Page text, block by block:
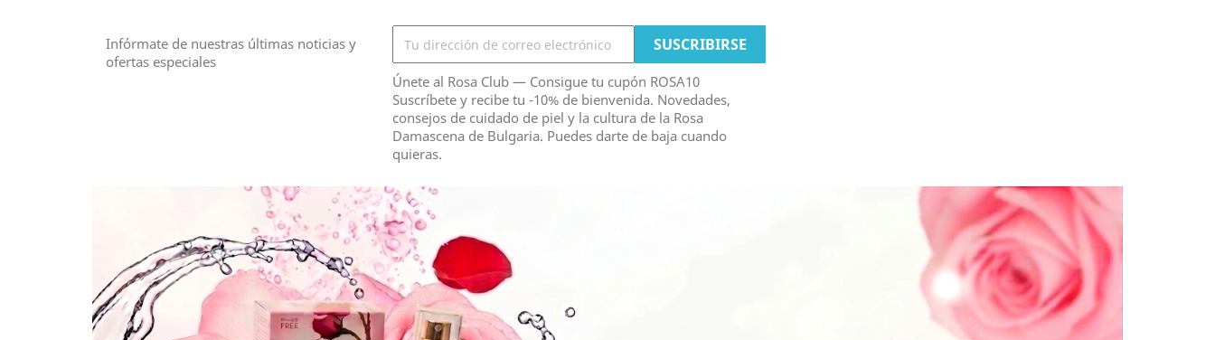
Infórmate de nuestras últimas noticias y
ofertas especiales
Únete al Rosa Club — Consigue tu cupón ROSA10
Suscríbete y recibe tu -10% de bienvenida. Novedades,
consejos de cuidado de piel y la cultura de la Rosa
Damascena de Bulgaria. Puedes darte de baja cuando
quieras.